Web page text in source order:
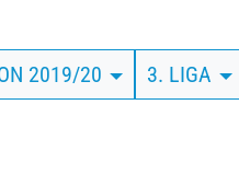
SÜDKURVE
TICKETING
2019/20 3. LIGA